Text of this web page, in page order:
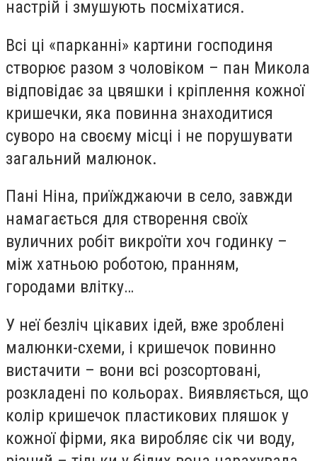
настрій і змушують посміхатися.
Всі ці «парканні» картини господиня
створює разом з чоловіком – пан Микола
відповідає за цвяшки і кріплення кожної
кришечки, яка повинна знаходитися
суворо на своєму місці і не порушувати
загальний малюнок.
Пані Ніна, приїжджаючи в село, завжди
намагається для створення своїх
вуличних робіт викроїти хоч годинку –
між хатньою роботою, пранням,
городами влітку…
У неї безліч цікавих ідей, вже зроблені
малюнки-схеми, і кришечок повинно
вистачити – вони всі розсортовані,
розкладені по кольорах. Виявляється, що
колір кришечок пластикових пляшок у
кожної фірми, яка виробляє сік чи воду,